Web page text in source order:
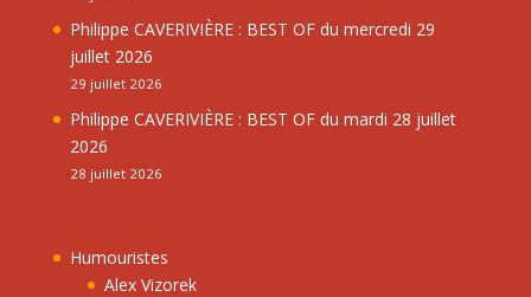
Philippe CAVERIVIÈRE : BEST OF du mercredi 29
juillet 2026
29 juillet 2026
Philippe CAVERIVIÈRE : BEST OF du mardi 28 juillet
2026
28 juillet 2026
Humouristes
Alex Vizorek